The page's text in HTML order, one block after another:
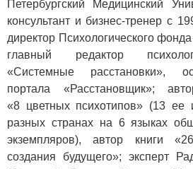
Петербургский Медицинский
консультант и бизнес-тренер с
директор Психологического
главный редактор
«Системные расстановки»,
портала «Расстановщик»;
«8 цветных психотипов» (13
разных странах на 6 языках
экземпляров), автор книги
создания будущего»; эксперт